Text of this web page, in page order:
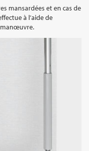
mansardées et en cas de
à l’aide de
manœuvre.